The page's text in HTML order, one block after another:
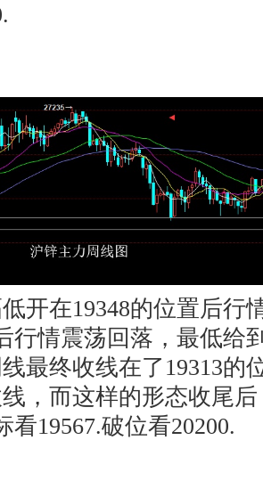
开在19348的位置后行
行情震荡回落，最低给
最终收线在了19313的
，而这样的形态收尾后
看19567.破位看20200.